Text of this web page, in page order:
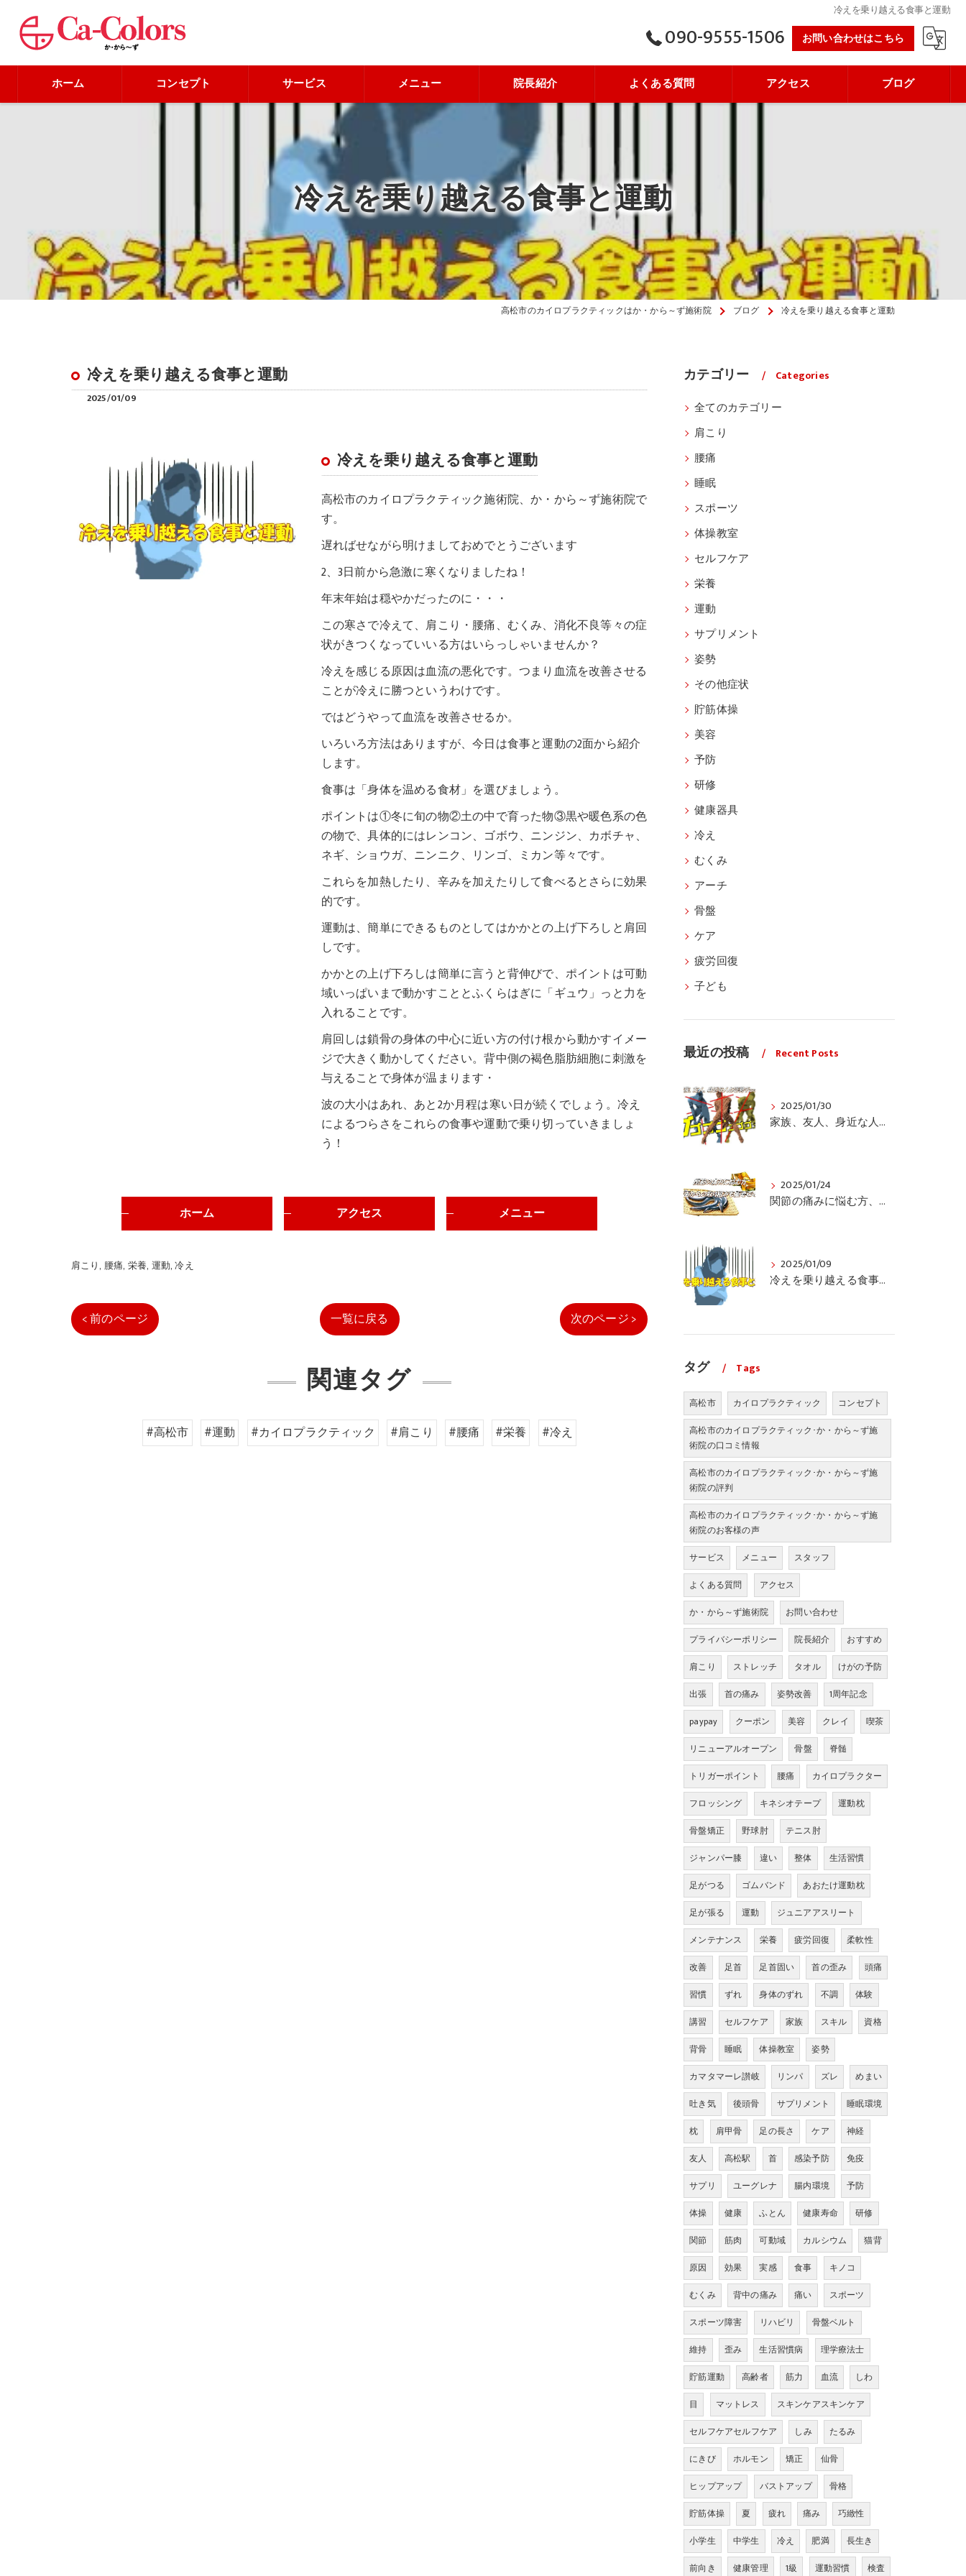
冷えを乗り越える食事と運動
090-9555-1506 お問い合わせはこちら
ホーム コンセプト サービス メニュー 院長紹介 よくある質問 アクセス ブログ
冷えを乗り越える食事と運動
高松市のカイロプラクティックはか・から～ず施術院 ブログ 冷えを乗り越える食事と運動
冷えを乗り越える食事と運動
2025/01/09
冷えを乗り越える食事と運動
高松市のカイロプラクティック施術院、か・から～ず施術院で
す。
遅ればせながら明けましておめでとうございます
2、3日前から急激に寒くなりましたね！
年末年始は穏やかだったのに・・・
この寒さで冷えて、肩こり・腰痛、むくみ、消化不良等々の症
状がきつくなっていいる方はいらっしゃいませんか？
冷えを感じる原因は血流の悪化です。つまり血流を改善させる
ことが冷えに勝つというわけです。
ではどうやって血流を改善させるか。
いろいろ方法はありますが、今日は食事と運動の2面から紹介
します。
食事は「身体を温める食材」を選びましょう。
ポイントは①冬に旬の物②土の中で育った物③黒や暖色系の色
の物で、具体的にはレンコン、ゴボウ、ニンジン、カボチャ、
ネギ、ショウガ、ニンニク、リンゴ、ミカン等々です。
これらを加熱したり、辛みを加えたりして食べるとさらに効果
的です。
運動は、簡単にできるものとしてはかかとの上げ下ろしと肩回
しです。
かかとの上げ下ろしは簡単に言うと背伸びで、ポイントは可動
域いっぱいまで動かすこととふくらはぎに「ギュウ」っと力を
入れることです。
肩回しは鎖骨の身体の中心に近い方の付け根から動かすイメー
ジで大きく動かしてください。背中側の褐色脂肪細胞に刺激を
与えることで身体が温まります・
波の大小はあれ、あと2か月程は寒い日が続くでしょう。冷え
によるつらさをこれらの食事や運動で乗り切っていきましょ
う！
ホーム アクセス メニュー
肩こり 腰痛 栄養 運動 冷え
< 前のページ 一覧に戻る 次のページ >
関連タグ
#高松市 #運動 #カイロプラクティック #肩こり #腰痛 #栄養 #冷え
カテゴリー Categories
全てのカテゴリー
肩こり
腰痛
睡眠
スポーツ
体操教室
セルフケア
栄養
運動
サプリメント
姿勢
その他症状
貯筋体操
美容
予防
研修
健康器具
冷え
むくみ
アーチ
骨盤
ケア
疲労回復
子ども
最近の投稿 Recent Posts
2025/01/30
家族、友人、身近な人の姿勢をちょっと見てみませんか？
2025/01/24
関節の痛みに悩む方、栄養面からの取り組みも重要ですよ！
2025/01/09
冷えを乗り越える食事と運動
タグ Tags
高松市 カイロプラクティック
コンセプト
高松市のカイロプラクティック･か・から～ず施
術院の口コミ情報
高松市のカイロプラクティック･か・から～ず施
術院の評判
高松市のカイロプラクティック･か・から～ず施
術院のお客様の声
サービス
メニュー
スタッフ
よくある質問
アクセス
か・から～ず施術院
お問い合わせ
プライバシーポリシー
院長紹介
おすすめ
肩こり
ストレッチ タオル
けがの予防
出張
首の痛み 姿勢改善
1周年記念
paypay
クーポン 美容 クレイ
喫茶
リニューアルオープン
骨盤
脊髄
トリガーポイント
腰痛
カイロプラクター
フロッシング
キネシオテープ
運動枕
骨盤矯正
野球肘
テニス肘
ジャンパー膝
違い 整体
生活習慣
足がつる
ゴムバンド
あおたけ運動枕
足が張る
運動
ジュニアアスリート
メンテナンス
栄養 疲労回復
柔軟性
改善
足首 足首固い 首の歪み
頭痛
習慣
ずれ 身体のずれ 不調
体験
講習
セルフケア 家族 スキル
資格
背骨
睡眠 体操教室
姿勢
カマタマーレ讃岐
リンパ ズレ
めまい
吐き気
後頭骨 サプリメント
睡眠環境
枕
肩甲骨 足の長さ ケア
神経
友人
高松駅 首 感染予防
免疫
サプリ
ユーグレナ 腸内環境
予防
体操
健康 ふとん 健康寿命
研修
関節
筋肉 可動域 カルシウム
猫背
原因
効果 実感 食事
キノコ
むくみ
背中の痛み 痛い
スポーツ
スポーツ障害
リハビリ
骨盤ベルト
維持
歪み 生活習慣病
理学療法士
貯筋運動
高齢者 筋力 血流
しわ
目
マットレス
スキンケアスキンケア
セルフケアセルフケア
しみ
たるみ
にきび
ホルモン 矯正
仙骨
ヒップアップ
バストアップ
骨格
貯筋体操
夏 疲れ 痛み
巧緻性
小学生
中学生 冷え 肥満
長生き
前向き
健康管理 1級 運動習慣 検査